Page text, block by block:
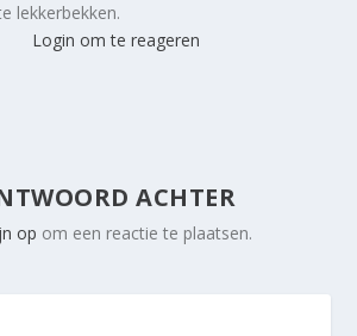
lekkerbekken.
Login om te reageren
ACHTER
op om een reactie te plaatsen.